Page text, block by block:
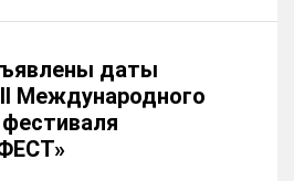
даты
Международного